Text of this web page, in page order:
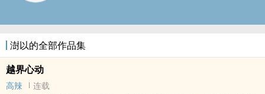
澍以的全部作品集
越界心动
高辣
连载